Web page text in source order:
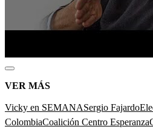
VER MÁS
Vicky en SEMANASergio Fajardo
ColombiaCoalición Centro Esperanza